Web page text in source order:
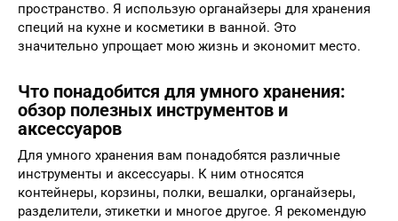
пространство. Я использую органайзеры для хранения
специй на кухне и косметики в ванной. Это
значительно упрощает мою жизнь и экономит место.
Что понадобится для умного хранения:
обзор полезных инструментов и
аксессуаров
Для умного хранения вам понадобятся различные
инструменты и аксессуары. К ним относятся
контейнеры, корзины, полки, вешалки, органайзеры,
разделители, этикетки и многое другое. Я рекомендую